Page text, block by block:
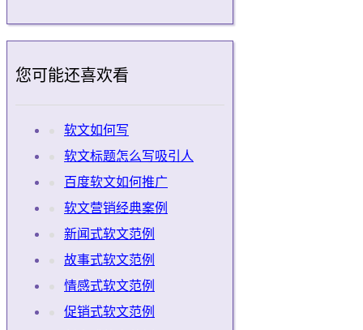
您可能还喜欢看
软文如何写
软文标题怎么写吸引人
百度软文如何推广
软文营销经典案例
新闻式软文范例
故事式软文范例
情感式软文范例
促销式软文范例